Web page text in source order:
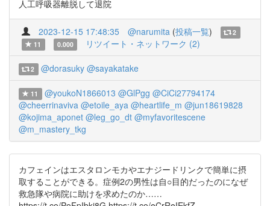
人工呼吸器離脱して退院
2023-12-15 17:48:35 @narumita (投稿一覧)
2
11
0.000 リツイート・ネットワーク (2)
2 @dorasuky @sayakatake
11 @youkoN1866013 @GlPgg @CiCi27794174
@cheerrinaviva @etoile_aya @heartlife_m @jun18619828
@kojima_aponet @leg_go_dt @myfavoritescene
@m_mastery_tkg
カフェインはエスタロンモカやエナジードリンクで簡単に摂
取することができる。症例2の男性は自○目的だったのになぜ
救急隊や病院に助けを求めたのか……